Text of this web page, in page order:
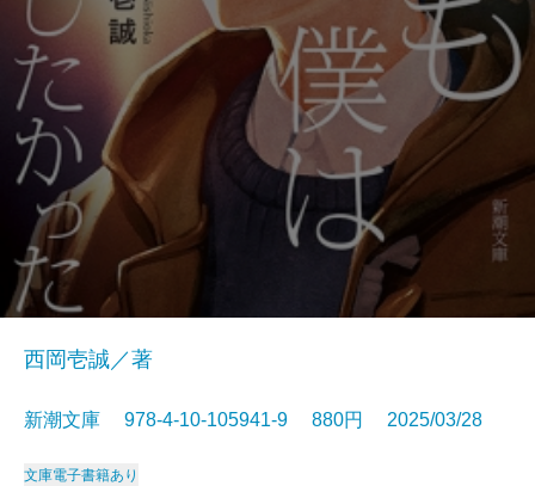
西岡壱誠／著
新潮文庫 978-4-10-105941-9 880円 2025/03/28
文庫電子書籍あり